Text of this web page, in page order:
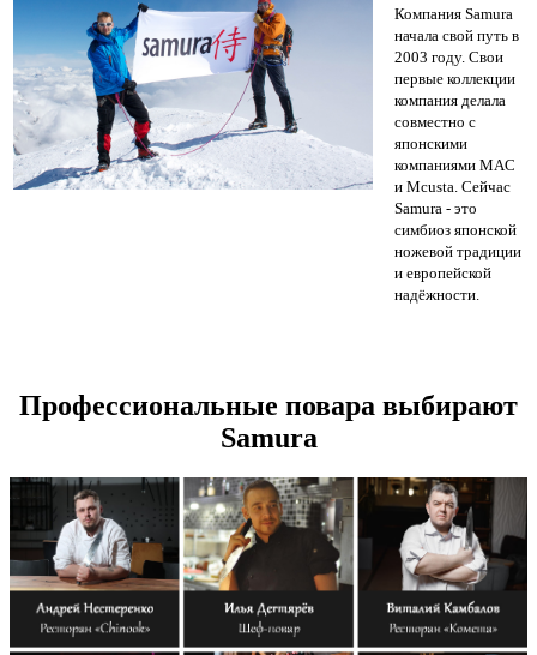
Компания Samura
начала свой путь в
2003 году. Свои
первые коллекции
компания делала
совместно с
японскими
компаниями MAC
и Mcusta. Сейчас
Samura - это
симбиоз японской
ножевой традиции
и европейской
надёжности.
Профессиональные повара выбирают
Samura